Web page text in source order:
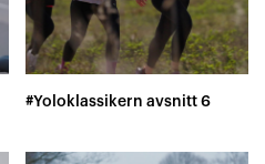
#Yoloklassikern avsnitt 6